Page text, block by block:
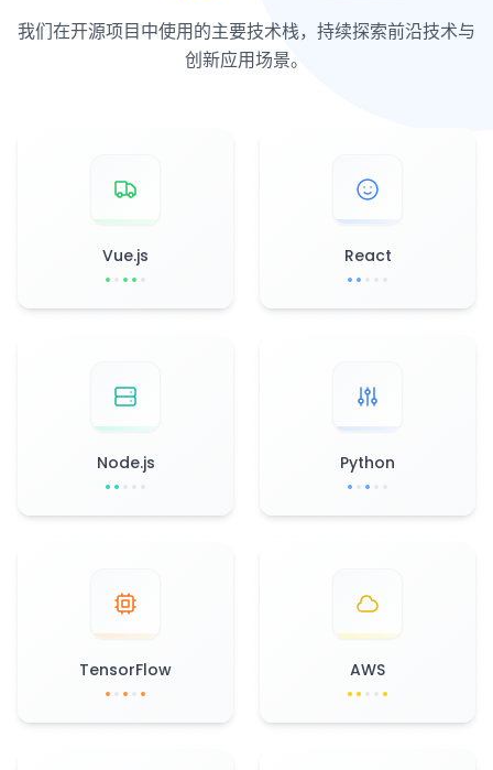
我们在开源项目中使用的主要技术栈，持续探索前沿技术与
创新应用场景。
Vue.js React
Node.js Python
TensorFlow AWS